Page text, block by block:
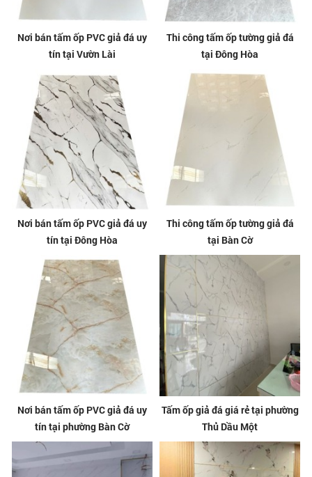
Nơi bán tấm ốp PVC giả đá uy
tín tại Vườn Lài
Thi công tấm ốp tường giả đá
tại Đông Hòa
Nơi bán tấm ốp PVC giả đá uy
tín tại Đông Hòa
Thi công tấm ốp tường giả đá
tại Bàn Cờ
Nơi bán tấm ốp PVC giả đá uy
tín tại phường Bàn Cờ
Tấm ốp giả đá giá rẻ tại phường
Thủ Dầu Một